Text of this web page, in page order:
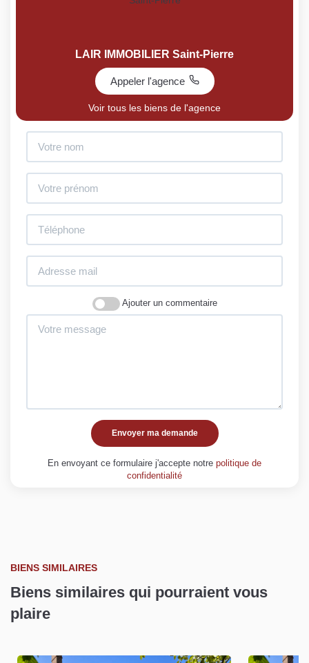
LAIR IMMOBILIER Saint-Pierre
Appeler l'agence
Voir tous les biens de l'agence
Ajouter un commentaire
Envoyer ma demande
En envoyant ce formulaire j'accepte notre politique de
confidentialité
BIENS SIMILAIRES
Biens similaires qui pourraient vous
plaire